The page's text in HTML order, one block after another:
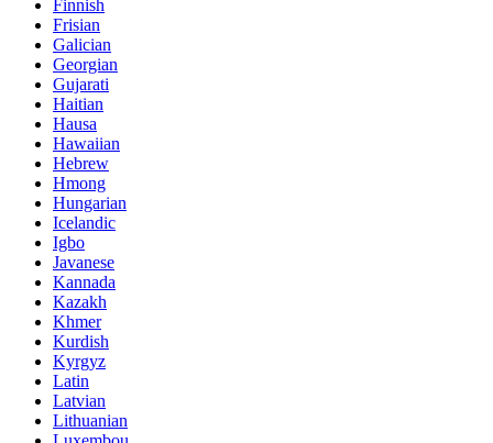
Finnish
Frisian
Galician
Georgian
Gujarati
Haitian
Hausa
Hawaiian
Hebrew
Hmong
Hungarian
Icelandic
Igbo
Javanese
Kannada
Kazakh
Khmer
Kurdish
Kyrgyz
Latin
Latvian
Lithuanian